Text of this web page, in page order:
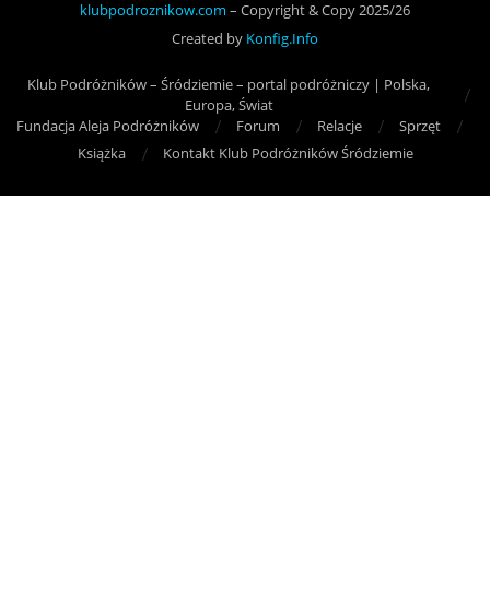
klubpodroznikow.com – Copyright & Copy 2025/26
Created by Konfig.Info
Klub Podróżników – Śródziemie – portal podróżniczy | Polska,
Europa, Świat
Fundacja Aleja Podróżników
Forum Relacje
Sprzęt
Książka
Kontakt Klub Podróżników Śródziemie